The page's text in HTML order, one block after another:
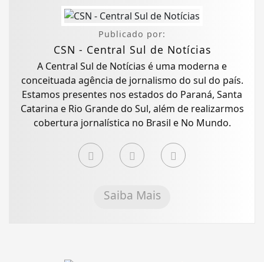
Publicado por:
CSN - Central Sul de Notícias
A Central Sul de Notícias é uma moderna e
conceituada agência de jornalismo do sul do país.
Estamos presentes nos estados do Paraná, Santa
Catarina e Rio Grande do Sul, além de realizarmos
cobertura jornalística no Brasil e No Mundo.
Saiba Mais